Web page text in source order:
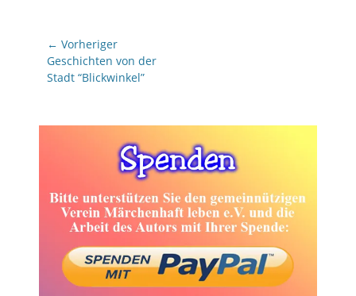
Beitragsnavigation
← Vorheriger
Vorheriger
Beitrag:
Geschichten von der
Stadt “Blickwinkel”